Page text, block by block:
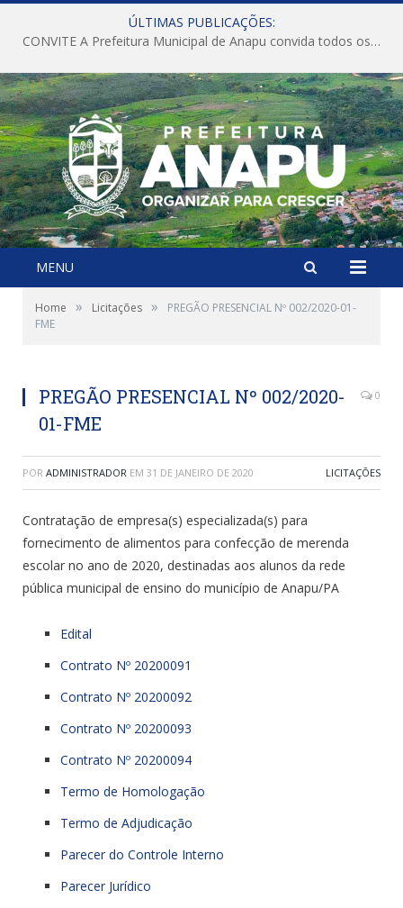
ÚLTIMAS PUBLICAÇÕES:
CONVITE A Prefeitura Municipal de Anapu convida todos os servidores públicos municipais para participarem da Audiência Pública de discussão da Lei de Diretrizes Orçamentárias (LDO), importante instrumento de planejamento das ações e investimentos da Administração Pública para o próximo exercício financeiro.
MENU
Home » Licitações »
PREGÃO PRESENCIAL Nº 002/2020-01-
FME
PREGÃO PRESENCIAL Nº 002/2020-
01-FME
0
POR ADMINISTRADOR EM 31 DE JANEIRO DE 2020 LICITAÇÕES
Contratação de empresa(s) especializada(s) para
fornecimento de alimentos para confecção de merenda
escolar no ano de 2020, destinadas aos alunos da rede
pública municipal de ensino do município de Anapu/PA
Edital
Contrato Nº 20200091
Contrato Nº 20200092
Contrato Nº 20200093
Contrato Nº 20200094
Termo de Homologação
Termo de Adjudicação
Parecer do Controle Interno
Parecer Jurídico